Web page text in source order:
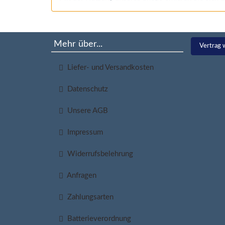
Mehr über...
Liefer- und Versandkosten
Datenschutz
Unsere AGB
Impressum
Widerrufsbelehrung
Anfragen
Zahlungsarten
Batterieverordnung
Vertrag